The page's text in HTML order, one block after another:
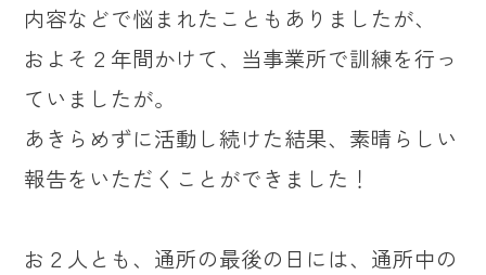
内容などで悩まれたこともありましたが、
およそ２年間かけて、当事業所で訓練を行っ
ていましたが。
あきらめずに活動し続けた結果、素晴らしい
報告をいただくことができました！
お２人とも、通所の最後の日には、通所中の